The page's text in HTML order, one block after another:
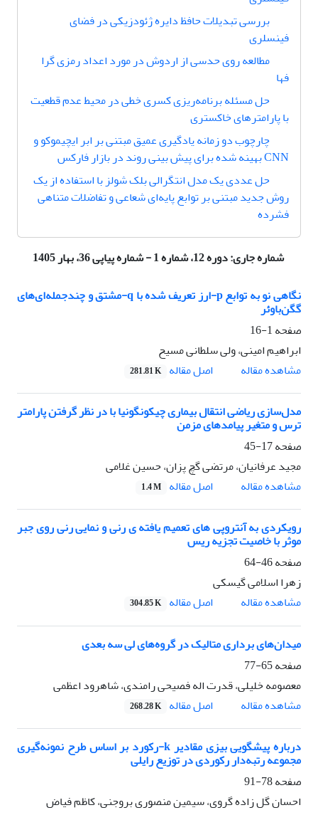
بررسی تبدیلات حافظ دایره ژئودزیکی در فضای
فینسلری
مطالعه روی حدسی از اردوش در مورد اعداد رمزی گرا
فها
حل مسئله برنامه‌ریزی کسری خطی در محیط عدم قطعیت
با پارامترهای خاکستری
چارچوب دو زمانه یادگیری عمیق مبتنی بر ابر ایچیموکو و
CNN بهینه شده برای پیش بینی روند در بازار فارکس
حل عددی یک مدل انتگرالی بلک شولز با استفاده از یک
روش جدید مبتنی بر توابع پایه‌ای شعاعی و تفاضلات متناهی
فشرده
شماره جاری:دوره 12، شماره 1 - شماره پیاپی 36، بهار 1405
نگاهی نو به توابع p-ارز تعریف شده با q-مشتق و چندجمله‌ای‌های
گگن‌باوئر
صفحه1-16
ابراهیم امینی، ولی سلطانی مسیح
مشاهده مقاله
اصل مقاله 281.81 K
مدل‌سازی ریاضی انتقال بیماری چیکونگونیا با در نظر گرفتن پارامتر
ترس و متغیر پیامدهای مزمن
صفحه17-45
مجید عرفانیان، مرتضی گچ پزان، حسین غلامی
مشاهده مقاله
اصل مقاله 1.4 M
رویکردی به آنتروپی های تعمیم یافته ی رنی و نمایی رنی روی جبر
موثر با خاصیت تجزیه ریس
صفحه46-64
زهرا اسلامی گیسکی
مشاهده مقاله
اصل مقاله 304.85 K
میدان‌های برداری متالیک در گروه‌های لی سه بعدی
صفحه65-77
معصومه خلیلی، قدرت اله فصیحی رامندی، شاهرود اعظمی
مشاهده مقاله
اصل مقاله 268.28 K
دربار‌ه پیشگویی بیزی مقادیر k-رکورد بر اساس طرح نمونه‌گیری‌‌
مجموعه رتبه‌دار رکوردی در توزیع رایلی
صفحه78-91
احسان گل زاده گروی، سیمین منصوری بروجنی، کاظم فیاض